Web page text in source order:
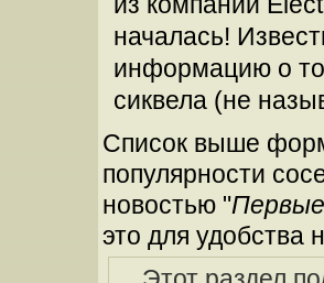
началась!
информацию о
сиквела (не
Список выше
популярности
новостью "
это для удобства